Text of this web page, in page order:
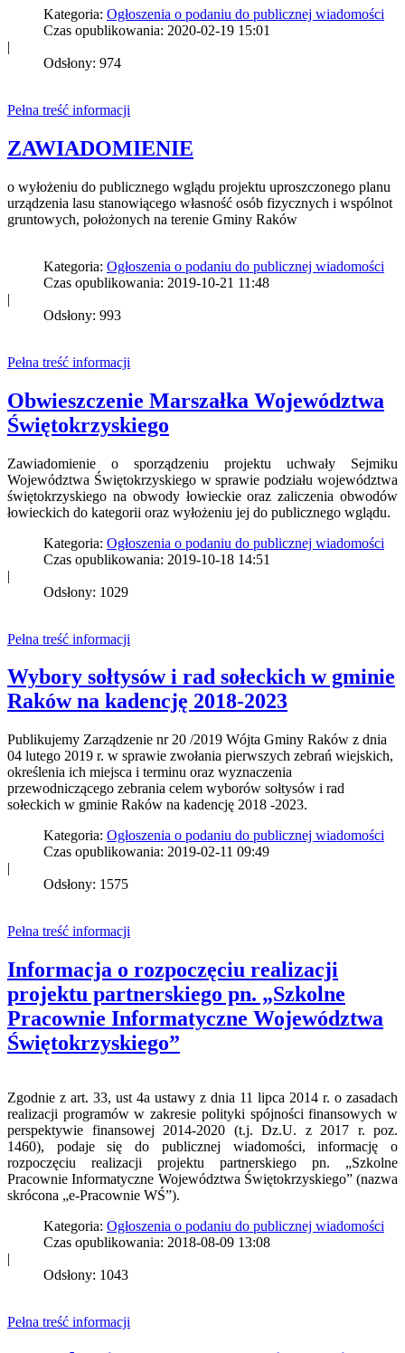
Kategoria: Ogłoszenia o podaniu do publicznej wiadomości
Czas opublikowania: 2020-02-19 15:01
|
Odsłony: 974
Pełna treść informacji
ZAWIADOMIENIE
o wyłożeniu do publicznego wglądu projektu uproszczonego planu
urządzenia lasu stanowiącego własność osób fizycznych i wspólnot
gruntowych, położonych na terenie Gminy Raków
Kategoria: Ogłoszenia o podaniu do publicznej wiadomości
Czas opublikowania: 2019-10-21 11:48
|
Odsłony: 993
Pełna treść informacji
Obwieszczenie Marszałka Województwa
Świętokrzyskiego
Zawiadomienie o sporządzeniu projektu uchwały Sejmiku
Województwa Świętokrzyskiego w sprawie podziału województwa
świętokrzyskiego na obwody łowieckie oraz zaliczenia obwodów
łowieckich do kategorii oraz wyłożeniu jej do publicznego wglądu.
Kategoria: Ogłoszenia o podaniu do publicznej wiadomości
Czas opublikowania: 2019-10-18 14:51
|
Odsłony: 1029
Pełna treść informacji
Wybory sołtysów i rad sołeckich w gminie
Raków na kadencję 2018-2023
Publikujemy Zarządzenie nr 20 /2019 Wójta Gminy Raków z dnia
04 lutego 2019 r. w sprawie zwołania pierwszych zebrań wiejskich,
określenia ich miejsca i terminu oraz wyznaczenia
przewodniczącego zebrania celem wyborów sołtysów i rad
sołeckich w gminie Raków na kadencję 2018 -2023.
Kategoria: Ogłoszenia o podaniu do publicznej wiadomości
Czas opublikowania: 2019-02-11 09:49
|
Odsłony: 1575
Pełna treść informacji
Informacja o rozpoczęciu realizacji
projektu partnerskiego pn. „Szkolne
Pracownie Informatyczne Województwa
Świętokrzyskiego”
Zgodnie z art. 33, ust 4a ustawy z dnia 11 lipca 2014 r. o zasadach
realizacji programów w zakresie polityki spójności finansowych w
perspektywie finansowej 2014-2020 (t.j. Dz.U. z 2017 r. poz.
1460), podaje się do publicznej wiadomości, informację o
rozpoczęciu realizacji projektu partnerskiego pn. „Szkolne
Pracownie Informatyczne Województwa Świętokrzyskiego” (nazwa
skrócona „e-Pracownie WŚ”).
Kategoria: Ogłoszenia o podaniu do publicznej wiadomości
Czas opublikowania: 2018-08-09 13:08
|
Odsłony: 1043
Pełna treść informacji